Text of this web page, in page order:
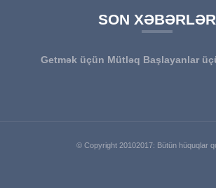
SON XƏBƏRLƏR
Getmək üçün Mütləq Başlayanlar
© Copyright 20102017: Bütün hüquqlar